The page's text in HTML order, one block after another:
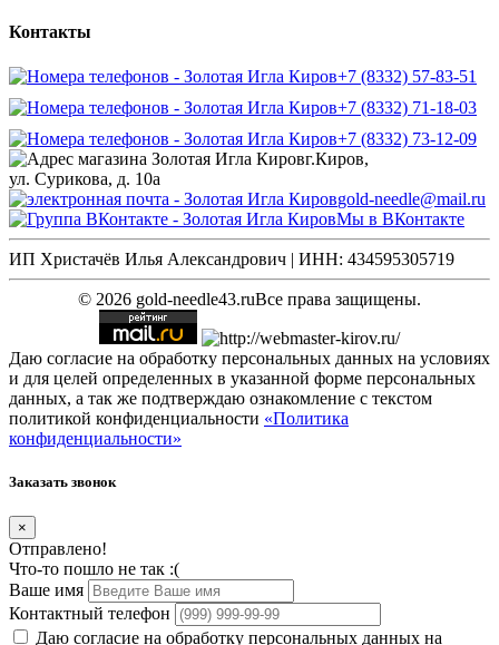
Контакты
+7 (8332) 57-83-51
+7 (8332) 71-18-03
+7 (8332) 73-12-09
г.Киров,
ул. Сурикова, д. 10а
gold-needle@mail.ru
Мы в ВКонтакте
ИП Христачёв Илья Александрович | ИНН: 434595305719
© 2026 gold-needle43.ruВсе права защищены.
Даю согласие на обработку персональных данных на условиях
и для целей определенных в указанной форме персональных
данных, а так же подтверждаю ознакомление с текстом
политикой конфиденциальности «Политика
конфиденциальности»
Заказать звонок
×
Отправлено!
Что-то пошло не так :(
Ваше имя
Контактный телефон
Даю согласие на обработку персональных данных на